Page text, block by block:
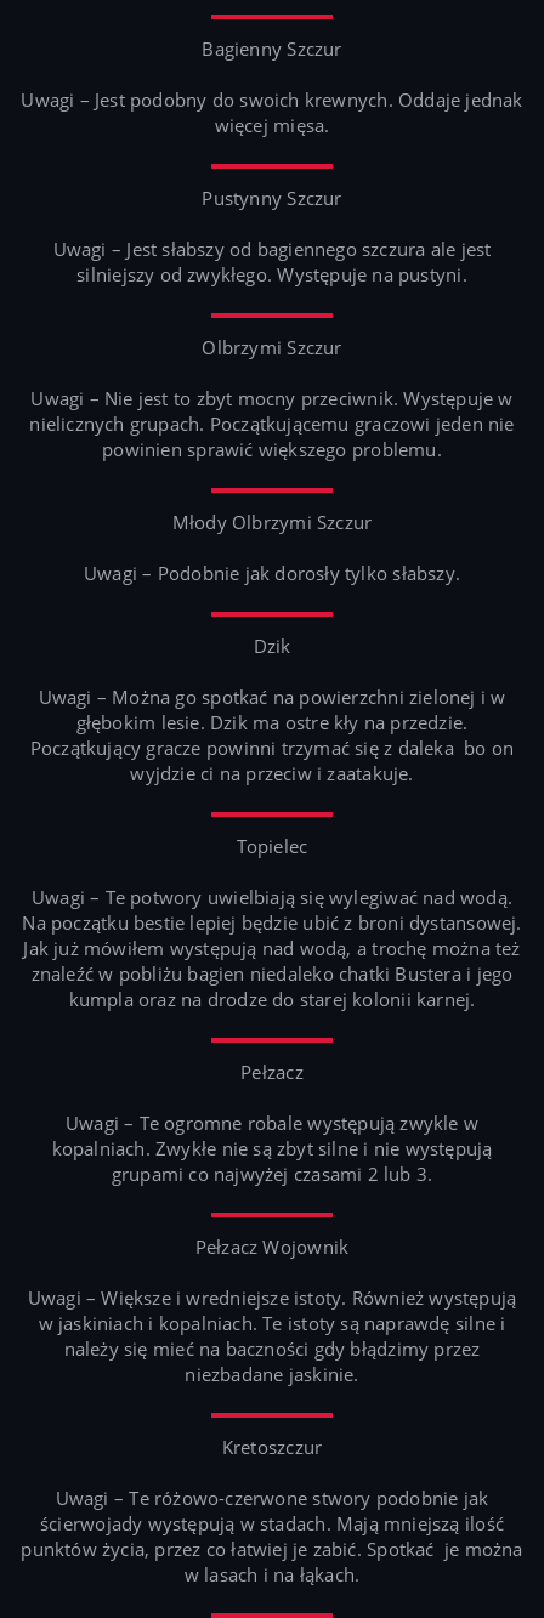
Bagienny Szczur
Uwagi – Jest podobny do swoich krewnych. Oddaje jednak
więcej mięsa.
Pustynny Szczur
Uwagi – Jest słabszy od bagiennego szczura ale jest
silniejszy od zwykłego. Występuje na pustyni.
Olbrzymi Szczur
Uwagi – Nie jest to zbyt mocny przeciwnik. Występuje w
nielicznych grupach. Początkującemu graczowi jeden nie
powinien sprawić większego problemu.
Młody Olbrzymi Szczur
Uwagi – Podobnie jak dorosły tylko słabszy.
Dzik
Uwagi – Można go spotkać na powierzchni zielonej i w
głębokim lesie. Dzik ma ostre kły na przedzie.
Początkujący gracze powinni trzymać się z daleka bo on
wyjdzie ci na przeciw i zaatakuje.
Topielec
Uwagi – Te potwory uwielbiają się wylegiwać nad wodą.
Na początku bestie lepiej będzie ubić z broni dystansowej.
Jak już mówiłem występują nad wodą, a trochę można też
znaleźć w pobliżu bagien niedaleko chatki Bustera i jego
kumpla oraz na drodze do starej kolonii karnej.
Pełzacz
Uwagi – Te ogromne robale występują zwykle w
kopalniach. Zwykłe nie są zbyt silne i nie występują
grupami co najwyżej czasami 2 lub 3.
Pełzacz Wojownik
Uwagi – Większe i wredniejsze istoty. Również występują
w jaskiniach i kopalniach. Te istoty są naprawdę silne i
należy się mieć na baczności gdy błądzimy przez
niezbadane jaskinie.
Kretoszczur
Uwagi – Te różowo-czerwone stwory podobnie jak
ścierwojady występują w stadach. Mają mniejszą ilość
punktów życia, przez co łatwiej je zabić. Spotkać je można
w lasach i na łąkach.